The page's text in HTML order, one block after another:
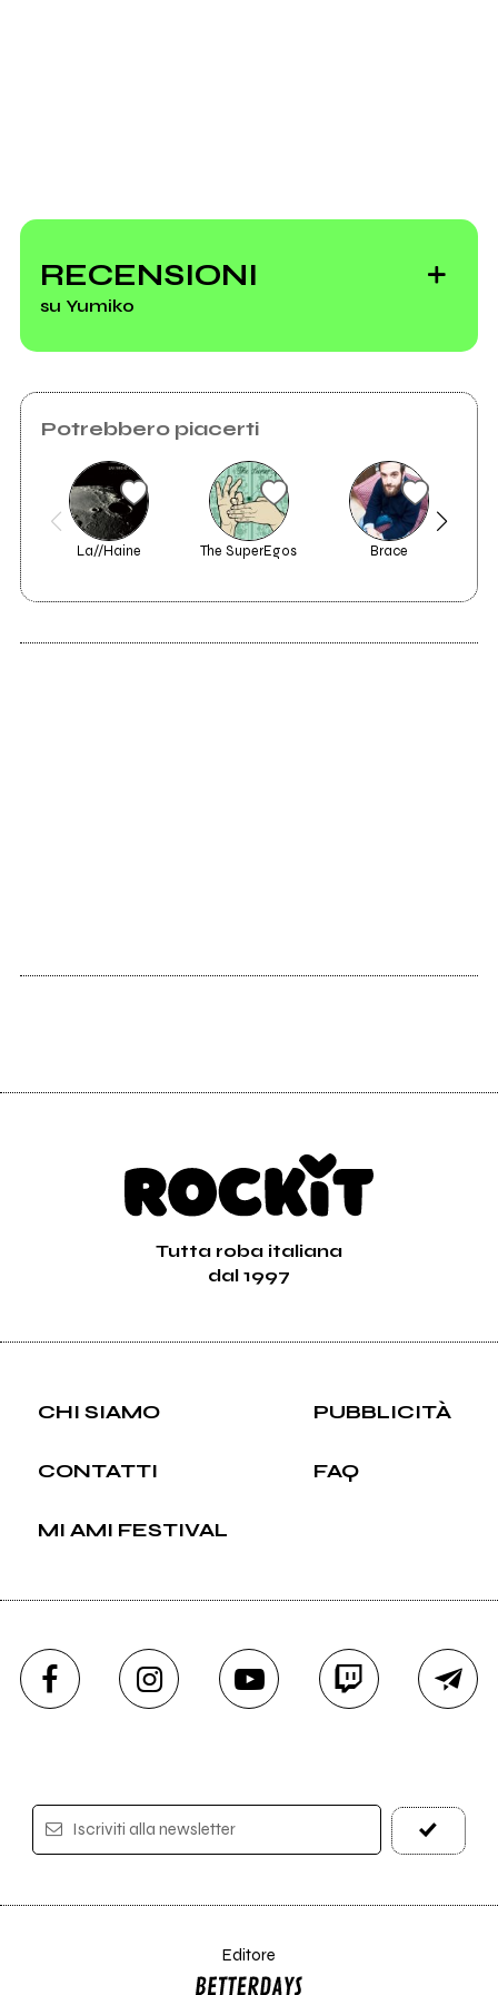
mio album
RECENSIONI
su Yumiko
Lividi
Potrebbero piacerti
La//Haine The SuperEgos Brace
Tutta roba italiana
dal 1997
CHI SIAMO PUBBLICITÀ
CONTATTI FAQ
MI AMI FESTIVAL
Iscriviti alla newsletter
Editore